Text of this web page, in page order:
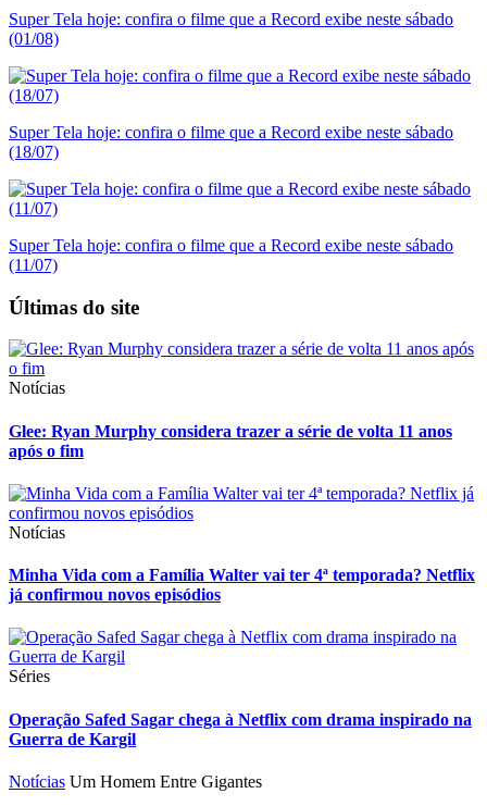
Super Tela hoje: confira o filme que a Record exibe neste sábado
(01/08)
Super Tela hoje: confira o filme que a Record exibe neste sábado
(18/07)
Super Tela hoje: confira o filme que a Record exibe neste sábado
(11/07)
Últimas do site
Notícias
Glee: Ryan Murphy considera trazer a série de volta 11 anos
após o fim
Notícias
Minha Vida com a Família Walter vai ter 4ª temporada? Netflix
já confirmou novos episódios
Séries
Operação Safed Sagar chega à Netflix com drama inspirado na
Guerra de Kargil
Notícias Um Homem Entre Gigantes